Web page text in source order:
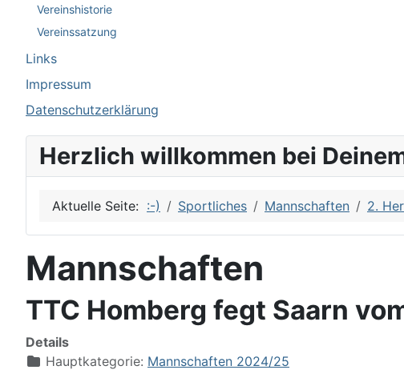
Vereinshistorie
Vereinssatzung
Links
Impressum
Datenschutzerklärung
Herzlich willkommen bei
Aktuelle Seite: :-) Sportliches Mannschaften 2.
Mannschaften
TTC Homberg fegt Saarn
Details
Hauptkategorie: Mannschaften 2024/25